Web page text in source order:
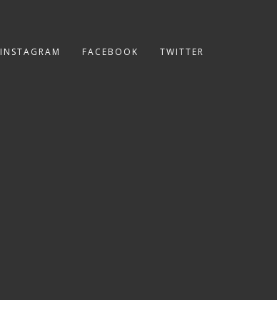
INSTAGRAM FACEBOOK TWITTER